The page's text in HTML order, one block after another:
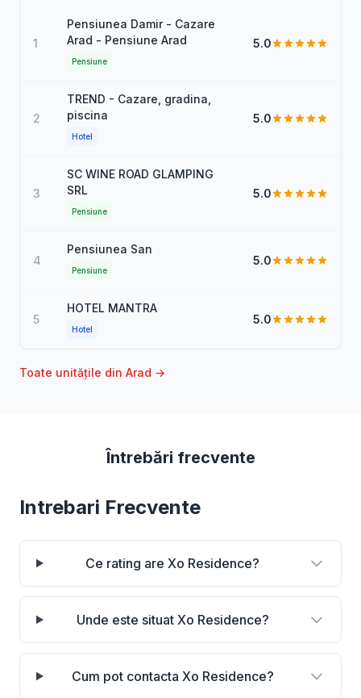
1
Pensiunea Damir - Cazare
Arad - Pensiune Arad
Pensiune
5.0
2
TREND - Cazare, gradina,
piscina
Hotel
5.0
3
SC WINE ROAD GLAMPING
SRL
Pensiune
5.0
4
Pensiunea San
Pensiune
5.0
5
HOTEL MANTRA
Hotel
5.0
Toate unitățile din Arad →
Întrebări frecvente
Intrebari Frecvente
Ce rating are Xo Residence?
Unde este situat Xo Residence?
Cum pot contacta Xo Residence?